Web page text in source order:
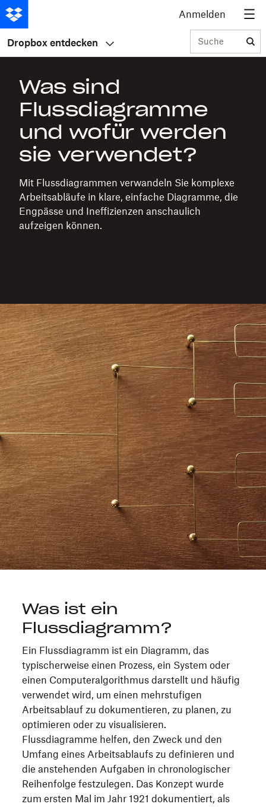
Anmelden
Dropbox entdecken Suche
Was sind
Flussdiagramme
und wofür werden
sie verwendet?
Mit Flussdiagrammen verwandeln Sie komplexe
Arbeitsabläufe in klare, einfache Diagramme, die
Engpässe und Ineffizienzen anschaulich
aufzeigen können.
Was ist ein
Flussdiagramm?
Ein Flussdiagramm ist ein Diagramm, das
typischerweise einen Prozess, ein System oder
einen Computeralgorithmus darstellt und häufig
verwendet wird, um einen mehrstufigen
Arbeitsablauf zu dokumentieren, zu planen, zu
optimieren oder zu visualisieren.
Flussdiagramme helfen, den Zweck und den
Umfang eines Arbeitsablaufs zu definieren und
die anstehenden Aufgaben in chronologischer
Reihenfolge festzulegen. Das Konzept wurde
zum ersten Mal im Jahr 1921 dokumentiert, als